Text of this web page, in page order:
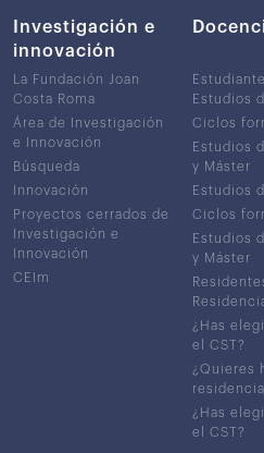
Investigación e
innovación
La Fundación Joan
Costa Roma
Área de Investigación
e Innovación
Búsqueda
Innovación
Proyectos cerrados de
Investigación e
Innovación
CEIm
Estudios
Ciclos
Estudios
y Máster
Estudios
Ciclos
Estudios
y Máster
¿Has
el CST?
¿Quieres
¿Has
el CST?